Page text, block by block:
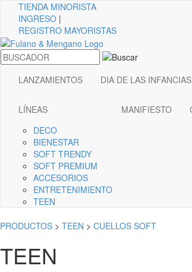
TIENDA MINORISTA
INGRESO |
REGISTRO MAYORISTAS
LANZAMIENTOS DIA DE LAS INFANCIAS
LÍNEAS
DECO
BIENESTAR
SOFT TRENDY
SOFT PREMIUM
ACCESORIOS
ENTRETENIMIENTO
TEEN
MANIFIESTO
PRODUCTOS > TEEN > CUELLOS SOFT
TEEN